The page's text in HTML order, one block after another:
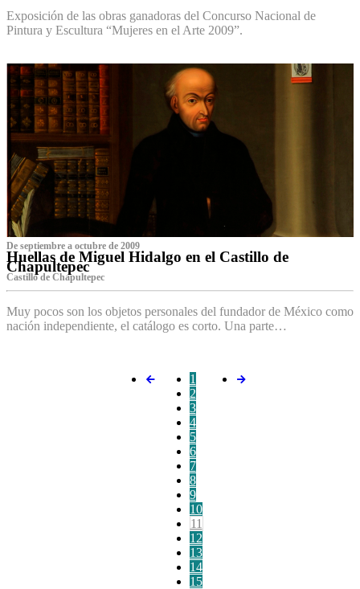
Exposición de las obras ganadoras del Concurso Nacional de
Pintura y Escultura “Mujeres en el Arte 2009”.
De septiembre a octubre de 2009
Huellas de Miguel Hidalgo en el Castillo de
Chapultepec
Castillo de Chapultepec
Muy pocos son los objetos personales del fundador de México como
nación independiente, el catálogo es corto. Una parte…
1
2
3
4
5
6
7
8
9
10
11
12
13
14
15